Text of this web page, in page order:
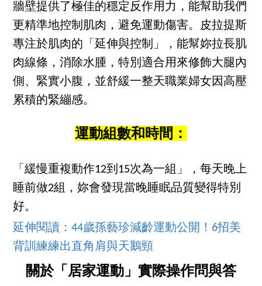
牆壁提供了極佳的穩定反作用力，能幫助我們
更精準地控制肌肉，避免運動傷害。皮拉提斯
專注於肌肉的「延伸與控制」，能幫妳拉長肌
肉線條，消除水腫，特別適合用來修飾大腿內
側、緊實小腹，並舒緩一整天職業婦女因高壓
累積的緊繃感。
運動組數和時間：
「緩慢重複動作12到15次為一組」，每天晚上
睡前做2組，妳會發現當晚睡眠品質變得特別
好。
延伸閱讀：44歲孫藝珍減齡運動公開！6招美
背訓練練出直角肩與天鵝頸
關於「居家運動」實際操作問與答